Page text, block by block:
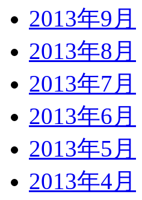
2013年9月
2013年8月
2013年7月
2013年6月
2013年5月
2013年4月